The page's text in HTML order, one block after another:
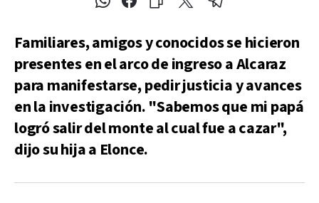
Familiares, amigos y conocidos se hicieron
presentes en el arco de ingreso a Alcaraz
para manifestarse, pedir justicia y avances
en la investigación. "Sabemos que mi papá
logró salir del monte al cual fue a cazar",
dijo su hija a Elonce.